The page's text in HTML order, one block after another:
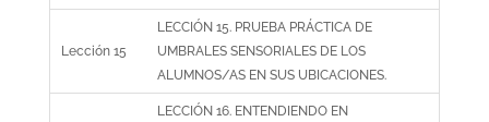
Lección 15
LECCIÓN 15. PRUEBA PRÁCTICA DE
UMBRALES SENSORIALES DE LOS
ALUMNOS/AS EN SUS UBICACIONES.
LECCIÓN 16. ENTENDIENDO EN